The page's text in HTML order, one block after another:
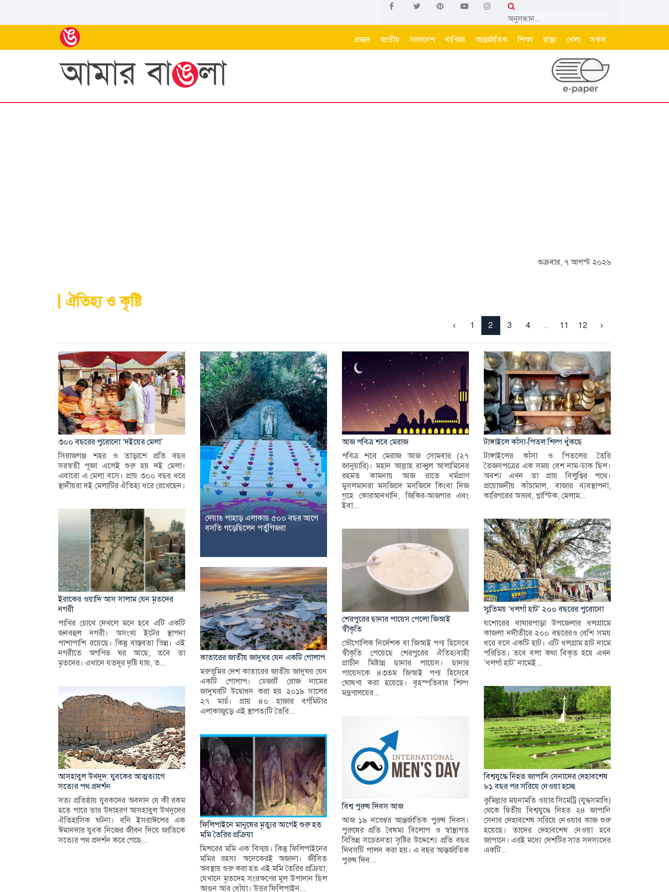
প্রচ্ছদ জাতীয় সারাদেশ বাণিজ্য আন্তর্জাতিক শিক্ষা স্বাস্থ্য খেলা সকল
শুক্রবার, ৭ আগস্ট ২০২৬
ঐতিহ্য ও কৃষ্টি
‹ 1 2 3 4 ... 11 12 ›
৩০০ বছরের পুরোনো ‘দইয়ের মেলা’
সিরাজগঞ্জ শহর ও তাড়াশে প্রতি বছর
সরস্বতী পূজা এলেই শুরু হয় দই মেলা।
এবারো এ মেলা বসে। প্রায় ৩০০ বছর ধরে
স্থানীয়রা দই মেলাটির ঐতিহ্য ধরে রেখেছেন।
দেয়াঙ পাহাড় এলাকায় ৫০০ বছর আগে
বসতি গড়েছিলেন পর্তুগিজরা
আজ পবিত্র শবে মেরাজ
পবিত্র শবে মেরাজ আজ সোমবার (২৭
জানুয়ারি)। মহান আল্লাহ রাব্বুল আলামিনের
রহমত কামনায় আজ রাতে ধর্মপ্রাণ
মুসলমানরা মসজিদে মসজিদে কিংবা নিজ
গৃহে কোরআনখানি, জিকির-আজগার এবং
ইবা...
টাঙ্গাইলে কাঁসা-পিতল শিল্প ধুঁকছে
টাঙ্গাইলের কাঁসা ও পিতলের তৈরি
তৈজসপত্রের এক সময় বেশ নাম-ডাক ছিল।
অবশ্য এখন তা প্রায় বিলুপ্তির পথে।
প্রয়োজনীয় কাঁচামাল, বাজার ব্যবস্থাপনা,
কারিগরের অভাব, প্লাস্টিক, মেলাম...
ইরাকের ওয়াদি আস সালাম যেন মৃতদের
নগরী
পাখির চোখে দেখলে মনে হবে এটি একটি
জনবহুল নগরী। অসংখ্য ইটের স্থাপনা
পাশাপাশি রয়েছে। কিন্তু বাস্তবতা ভিন্ন। এই
নগরীতে অগণিত ঘর আছে; তবে তা
মৃতদের। এখানে যতদূর দৃষ্টি যায়, ত...
কাতারের জাতীয় জাদুঘর যেন একটি গোলাপ
মরুভূমির দেশ কাতারের জাতীয় জাদুঘর যেন
একটি গোলাপ। ডেজার্ট রোজ নামের
জাদুঘরটি উদ্বোধন করা হয় ২০১৯ সালের
২৭ মার্চ। প্রায় ৪০ হাজার বর্গমিটার
এলাকাজুড়ে এই স্থাপত্যটি তৈরি...
শেরপুরের ছানার পায়েস পেলো জিআই
স্বীকৃতি
ভৌগোলিক নির্দেশক বা জিআই পণ্য হিসেবে
স্বীকৃতি পেয়েছে শেরপুরের ঐতিহ্যবাহী
প্রাচীন মিষ্টান্ন ছানার পায়েস। ছানার
পায়েসকে ৪৩তম জিআই পণ্য হিসেবে
ঘোষণা করা হয়েছে। বৃহস্পতিবার শিল্প
মন্ত্রণালয়ের...
স্মৃতিময় ‘ধলগাঁ হাট’ ২০০ বছরের পুরোনো
যশোরের বাঘারপাড়া উপজেলার ধলগ্রামে
কাজলা নদীতীরে ২০০ বছরেরও বেশি সময়
ধরে বসে একটি হাট। এটি ধলগ্রাম হাট নামে
পরিচিত। তবে বলা কথা বিকৃত হয়ে এখন
‘ধলগাঁ হাট’ নামেই...
আসহাবুল উখদুদ: যুবকের আত্মত্যাগে
সত্যের পথ প্রদর্শন
সত্য প্রতিষ্ঠায় যুবকদের অবদান যে কী রকম
হতে পারে তার উদাহরণ আসহাবুল উখদুদের
ঐতিহাসিক ঘটনা। বনি ইসরাঈলের এক
ঈমানদার যুবক নিজের জীবন দিয়ে জাতিকে
সত্যের পথ প্রদর্শন করে গেছে...
ফিলিপাইনে মানুষের মৃত্যুর আগেই শুরু হত
মমি তৈরির প্রক্রিয়া
মিশরের মমি এক বিস্ময়। কিন্তু ফিলিপাইনের
মমির রহস্য অনেকেরই অজানা। জীবিত
অবস্থায় শুরু করা হত এই মমি তৈরির প্রক্রিয়া;
যেখানে মৃতদেহ সংরক্ষণের মূল উপাদান ছিল
আগুন আর ধোঁয়া। উত্তর ফিলিপাইন...
বিশ্ব পুরুষ দিবস আজ
আজ ১৯ নভেম্বর আন্তর্জাতিক পুরুষ দিবস।
পুরুষের প্রতি বৈষম্য বিলোপ ও স্বাস্থ্যগত
বিভিন্ন সচেতনতা সৃষ্টির উদ্দেশ্যে প্রতি বছর
দিবসটি পালন করা হয়। এ বছর আন্তর্জাতিক
পুরুষ দিব...
বিশ্বযুদ্ধে নিহত জাপানি সেনাদের দেহাবশেষ
৮১ বছর পর সরিয়ে নেওয়া হচ্ছে
কুমিল্লার ময়নামতি ওয়ার সিমেট্রি (যুদ্ধসমাধি)
থেকে দ্বিতীয় বিশ্বযুদ্ধে নিহত ২৪ জাপানি
সেনার দেহাবশেষ সরিয়ে নেওয়ার কাজ শুরু
হয়েছে। তাদের দেহাবশেষ নেওয়া হবে
জাপানে। এরই মধ্যে দেশটির সাত সদস্যদের
একটি...